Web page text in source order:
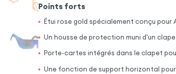
Points forts
Étui rose gold spécialement conçu pour
Un housse de protection muni d'un
Porte-cartes intégrés dans le clapet
Une fonction de support horizontal